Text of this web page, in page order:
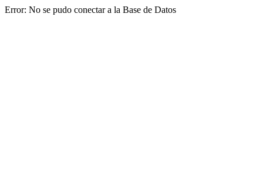
Error: No se pudo conectar a la Base de Datos